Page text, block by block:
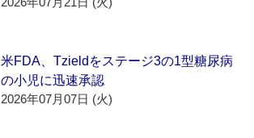
米FDA、Tzieldをステージ3の1型糖尿病
の小児に迅速承認
2026年07月07日 (火)